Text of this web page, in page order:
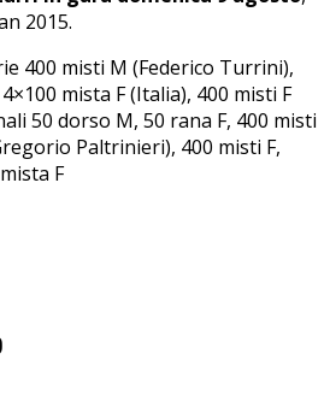
2015.
400 misti M (Federico Turrini),
mista F (Italia), 400 misti F
50 dorso M, 50 rana F, 400 misti
Paltrinieri), 400 misti F,
F